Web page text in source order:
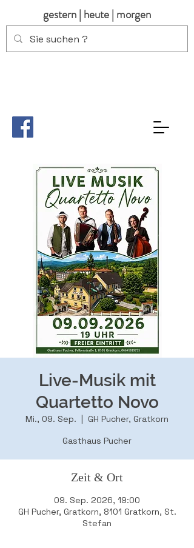
gestern | heute | morgen
Live-Musik mit
Quartetto Novo
Mi., 09. Sep.
  |
GH Pucher, Gratkorn
Gasthaus Pucher
Zeit & Ort
09. Sep. 2026, 19:00
GH Pucher, Gratkorn, 8101 Gratkorn, St.
Stefan